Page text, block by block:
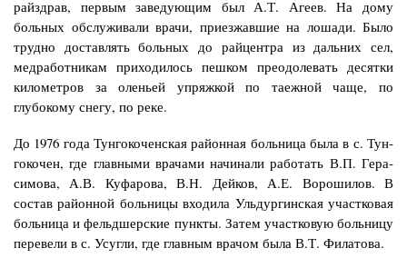
райздрав, первым заве­дующим был А.Т. Агеев. На дому
больных обслуживали врачи, приезжавшие на лошади. Было
трудно доставлять больных до райцентра из дальних сел,
медработникам приходилось пешком преодолевать десятки
километров за оленьей упряжкой по та­ежной чаще, по
глубокому снегу, по реке.
До 1976 года Тунгокоченская районная больница была в с. Тун­
гокочен, где главными врачами начинали работать В.П. Гера­
симова, А.В. Куфарова, В.Н. Дейков, А.Е. Ворошилов. В
состав районной больницы входила Ульдургинская участковая
больница и фельдшерские пункты. Затем участковую больницу
перевели в с. Усугли, где главным врачом была В.Т. Филатова.